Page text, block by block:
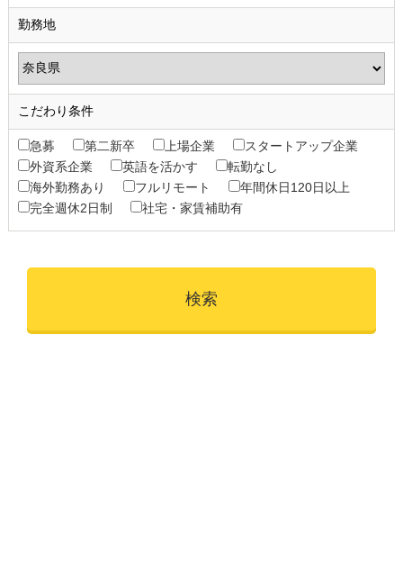
勤務地
こだわり条件
急募 第二新卒 上場企業
スタートアップ企業
外資系企業
英語を活かす
転勤なし
海外勤務あり
フルリモート
年間休日120日以上
完全週休2日制
社宅・家賃補助有